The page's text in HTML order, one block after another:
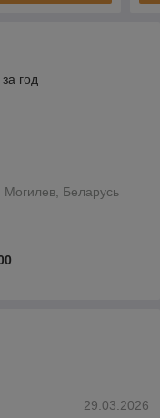
год
Могилев, Беларусь
29.03.2026